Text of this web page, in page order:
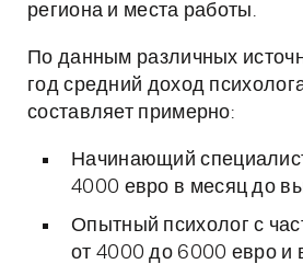
региона и места работы.
По данным различных
год средний доход
составляет примерно:
Начинающий
4000 евро в месяц до
Опытный психолог с
от 4000 до 6000 евро и